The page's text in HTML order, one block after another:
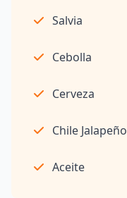
Salvia
Cebolla
Cerveza
Chile Jalapeño
Aceite